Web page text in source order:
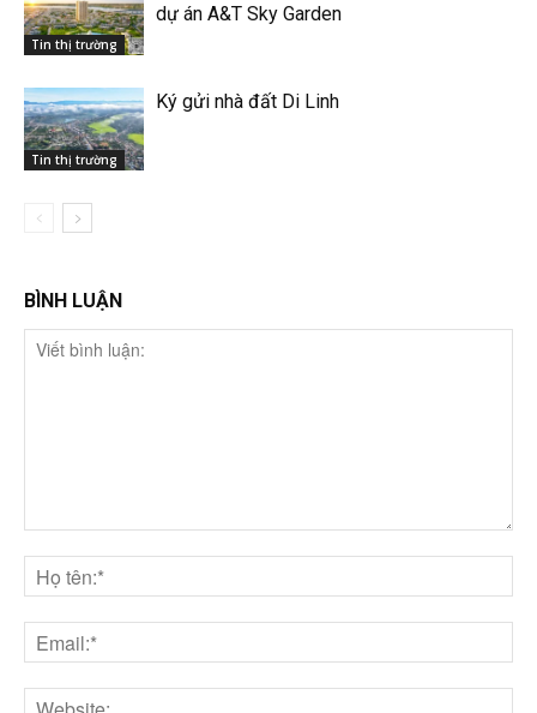
Tin thị trường
dự án A&T Sky Garden
Tin thị trường
Ký gửi nhà đất Di Linh
BÌNH LUẬN